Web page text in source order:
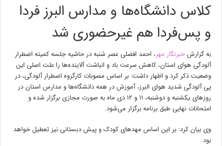
کلاس دانشگاه‌ها و مدارس البرز فردا
و پس‌فردا هم غیرحضوری شد
به گزارشخبرنگار مهر، احمد افضلی عصر شنبه در حاشیه جلسه کمیته اضطرار
آلودگی هوای استان، کاهش سرعت باد و انباشت آلاینده‌ها را علت اصلی این
وضعیت ذکر کرد و اظهار داشت: بر اساس مصوبات کارگروه اضطرار آلودگی، در
پی آلودگی شدید هوای البرز، آموزش در همه دانشگاه‌ها و مدارس استان در
روزهای یکشنبه و دوشنبه، ۱۱ و ۱۲ دی ماه به صورت مجازی برگزار شده و
امتحانات نهایی طبق برنامه برگزار می‌شود.
وی بیان کرد: بر این اساس مهدهای کودک و پیش دبستانی نیز تعطیل خواهد
بود.